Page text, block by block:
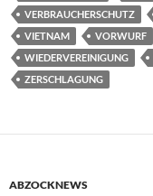
VERBRAUCHERSCHUTZ
VIETNAM
VORWURF
WIEDERVEREINIGUNG
ZERSCHLAGUNG
ABZOCKNEWS